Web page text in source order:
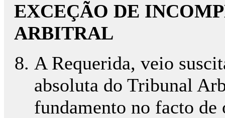
EXCEÇÃO DE
ARBITRAL
A Requerida, veio
absoluta do Tribunal
fundamento no facto de